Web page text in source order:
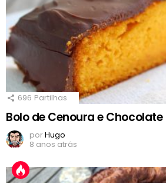
696 Partilhas
Bolo de Cenoura e
porHugo
8 anos atrás